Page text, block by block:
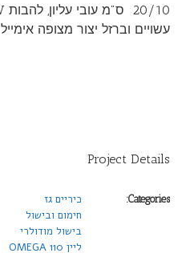
עשויים וברזל יצור מצופה אימייל
Project Details
Categories:
כיריים גז
חימום ובישול
בישול מודולרי
ליין 110 OMEGA